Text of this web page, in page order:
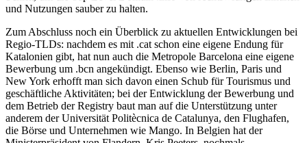
und Nutzungen sauber zu halten.
Zum Abschluss noch ein Überblick zu aktuellen Entwicklungen bei
Regio-TLDs: nachdem es mit .cat schon eine eigene Endung für
Katalonien gibt, hat nun auch die Metropole Barcelona eine eigene
Bewerbung um .bcn angekündigt. Ebenso wie Berlin, Paris und
New York erhofft man sich davon einen Schub für Tourismus und
geschäftliche Aktivitäten; bei der Entwicklung der Bewerbung und
dem Betrieb der Registry baut man auf die Unterstützung unter
anderem der Universität Politècnica de Catalunya, den Flughafen,
die Börse und Unternehmen wie Mango. In Belgien hat der